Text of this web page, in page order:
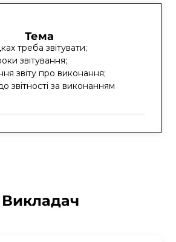
Тема
треба звітувати;
звітування;
звіту про виконання;
звітності за виконанням
Викладач